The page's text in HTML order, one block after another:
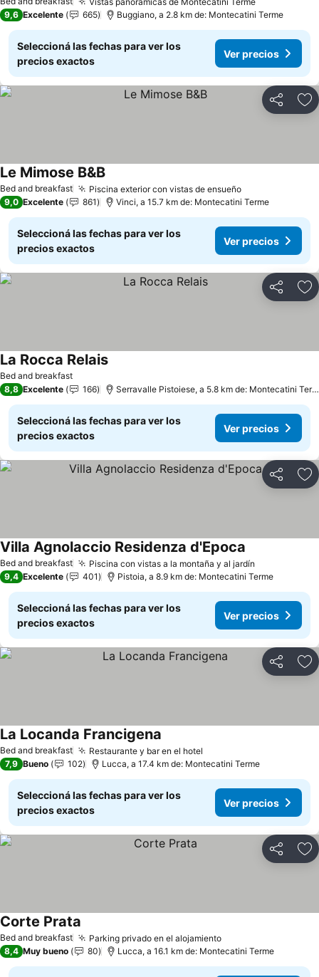
Ver precios
9,6 Excelente 665 Buggiano, a 2.8 km de: Montecatini Terme
Seleccioná las fechas para ver los
precios exactos
Ver precios
Compartir
Bed and breakfast Piscina exterior con vistas de ensueñoVer precios
Le Mimose B&BVer precios
9,0 Excelente 861 Vinci, a 15.7 km de: Montecatini Terme
Seleccioná las fechas para ver los
precios exactos
Ver precios
Compartir
Bed and breakfast
La Rocca RelaisVer precios
8,8 Excelente 166 Serravalle Pistoiese, a 5.8 km de: Montecatini
Seleccioná las fechas para ver los
precios exactos
Ver precios
Compartir
Bed and breakfast Piscina con vistas a la montaña y al jardín
Villa Agnolaccio Residenza d'Epoca
9,4 Excelente 401 Pistoia, a 8.9 km de: Montecatini Terme
Seleccioná las fechas para ver los
precios exactos
Ver precios
Compartir
Bed and breakfast Restaurante y bar en el hotel
La Locanda Francigena
7,9 Bueno 102 Lucca, a 17.4 km de: Montecatini Terme
Seleccioná las fechas para ver los
precios exactos
Ver precios
Compartir
Bed and breakfast Parking privado en el alojamientoVer precios
Corte Prata
8,4 Muy bueno 80 Lucca, a 16.1 km de: Montecatini Terme